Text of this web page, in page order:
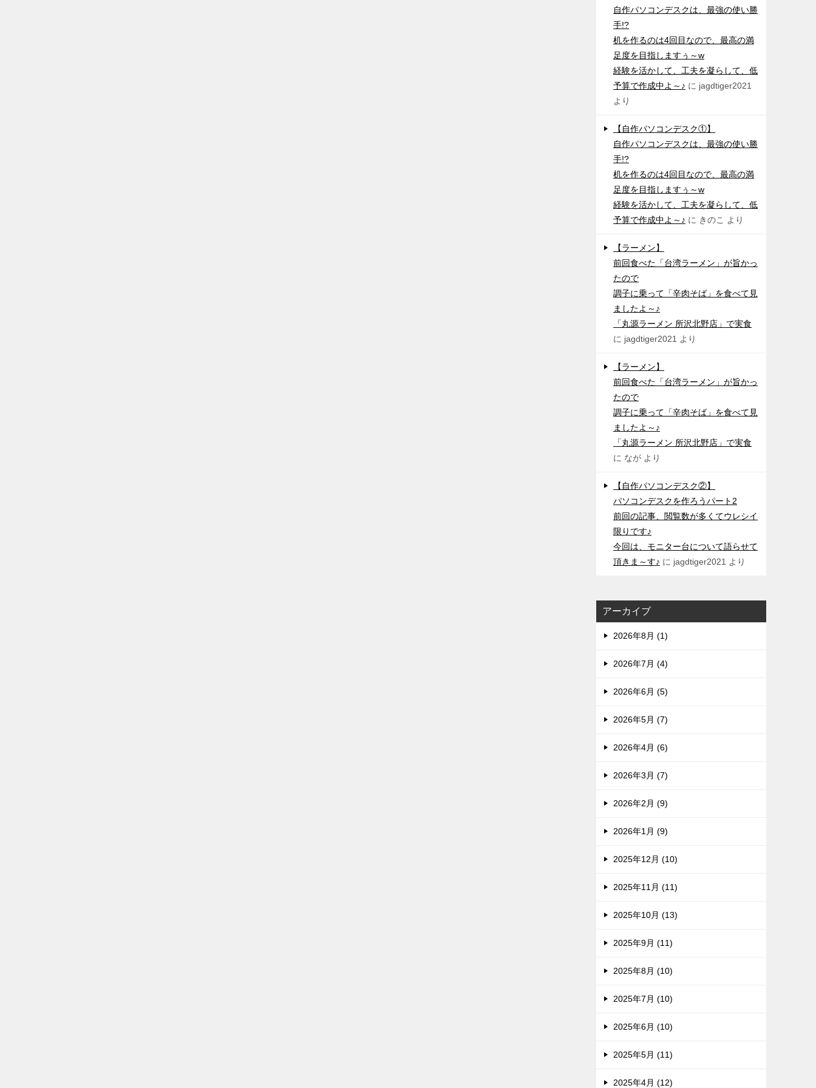
自作パソコンデスクは、最強の使い勝
手!?
机を作るのは4回目なので、最高の満
足度を目指しますぅ～w
経験を活かして、工夫を凝らして、低
予算で作成中よ～♪ に jagdtiger2021
より
【自作パソコンデスク①】
自作パソコンデスクは、最強の使い勝
手!?
机を作るのは4回目なので、最高の満
足度を目指しますぅ～w
経験を活かして、工夫を凝らして、低
予算で作成中よ～♪ に きのこ より
【ラーメン】
前回食べた「台湾ラーメン」が旨かっ
たので
調子に乗って「辛肉そば」を食べて見
ましたよ～♪
「丸源ラーメン 所沢北野店」で実食
に jagdtiger2021 より
【ラーメン】
前回食べた「台湾ラーメン」が旨かっ
たので
調子に乗って「辛肉そば」を食べて見
ましたよ～♪
「丸源ラーメン 所沢北野店」で実食
に なが より
【自作パソコンデスク②】
パソコンデスクを作ろうパート2
前回の記事、閲覧数が多くてウレシイ
限りです♪
今回は、モニター台について語らせて
頂きま～す♪ に jagdtiger2021 より
アーカイブ
2026年8月 (1)
2026年7月 (4)
2026年6月 (5)
2026年5月 (7)
2026年4月 (6)
2026年3月 (7)
2026年2月 (9)
2026年1月 (9)
2025年12月 (10)
2025年11月 (11)
2025年10月 (13)
2025年9月 (11)
2025年8月 (10)
2025年7月 (10)
2025年6月 (10)
2025年5月 (11)
2025年4月 (12)